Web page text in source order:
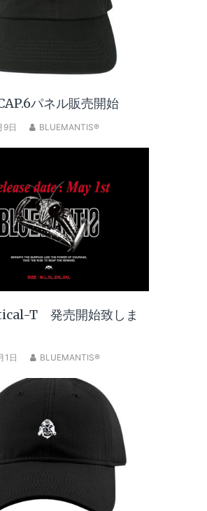
パネル販売開始
9日 BLUEMANTIS®
T 発売開始致しま
1日 BLUEMANTIS®